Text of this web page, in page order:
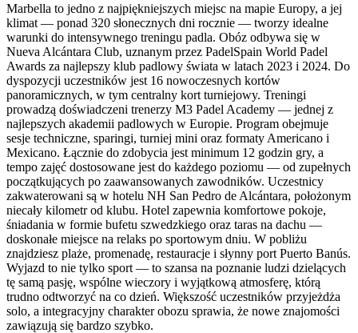
Marbella to jedno z najpiękniejszych miejsc na mapie Europy, a jej
klimat — ponad 320 słonecznych dni rocznie — tworzy idealne
warunki do intensywnego treningu padla. Obóz odbywa się w
Nueva Alcántara Club, uznanym przez PadelSpain World Padel
Awards za najlepszy klub padlowy świata w latach 2023 i 2024. Do
dyspozycji uczestników jest 16 nowoczesnych kortów
panoramicznych, w tym centralny kort turniejowy. Treningi
prowadzą doświadczeni trenerzy M3 Padel Academy — jednej z
najlepszych akademii padlowych w Europie. Program obejmuje
sesje techniczne, sparingi, turniej mini oraz formaty Americano i
Mexicano. Łącznie do zdobycia jest minimum 12 godzin gry, a
tempo zajęć dostosowane jest do każdego poziomu — od zupełnych
początkujących po zaawansowanych zawodników. Uczestnicy
zakwaterowani są w hotelu NH San Pedro de Alcántara, położonym
niecały kilometr od klubu. Hotel zapewnia komfortowe pokoje,
śniadania w formie bufetu szwedzkiego oraz taras na dachu —
doskonałe miejsce na relaks po sportowym dniu. W pobliżu
znajdziesz plaże, promenadę, restauracje i słynny port Puerto Banús.
Wyjazd to nie tylko sport — to szansa na poznanie ludzi dzielących
tę samą pasję, wspólne wieczory i wyjątkową atmosferę, którą
trudno odtworzyć na co dzień. Większość uczestników przyjeżdża
solo, a integracyjny charakter obozu sprawia, że nowe znajomości
zawiązują się bardzo szybko.